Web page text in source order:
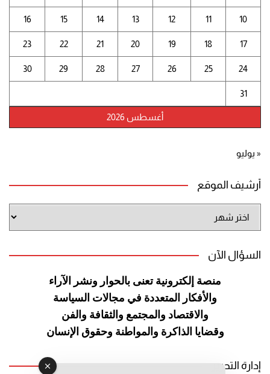
أغسطس 2026
10
11
12
13
14
15
16
17
18
19
20
21
22
23
24
25
26
27
28
29
30
31
« يوليو
أرشيف الموقع
الموقع
السؤال الآن
منصة إلكترونية تعنى بالحوار ونشر
الآراء
والأفكار المتعددة في مجالات السياسة
والاقتصاد والمجتمع والثقافة والفن
وقضايا الذاكرة والمواطنة وحقوق الإنسان
إدارة التحرير